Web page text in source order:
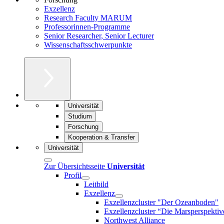
Exzellenz
Research Faculty MARUM
Professorinnen-Programme
Senior Researcher, Senior Lecturer
Wissenschaftsschwerpunkte
Universität
Studium
Forschung
Kooperation & Transfer
Universität
Zur Übersichtsseite Universität
Profil
Leitbild
Exzellenz
Exzellenzcluster "Der Ozeanboden"
Exzellenzcluster “Die
Northwest Alliance